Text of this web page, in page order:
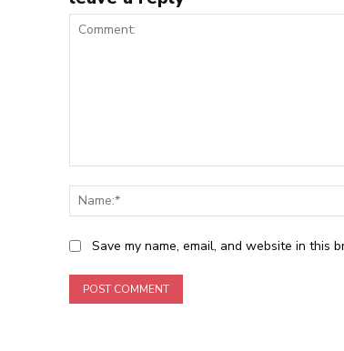
Save my name, email, and website in this